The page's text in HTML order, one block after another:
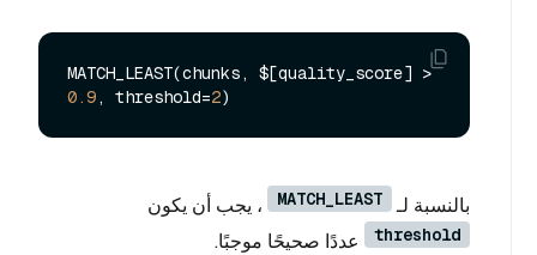
MATCH_LEAST(chunks, $[quality_score] >
0.9, threshold=2
بالنسبة لـ MATCH_LEAST ، يجب أن يكون
threshold عددًا صحيحًا موجبًا.